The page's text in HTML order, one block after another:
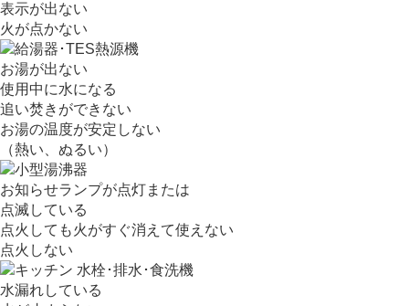
表示が出ない
火が点かない
お湯が出ない
使用中に水になる
追い焚きができない
お湯の温度が安定しない
（熱い、ぬるい）
お知らせランプが点灯または
点滅している
点火しても火がすぐ消えて使えない
点火しない
水漏れしている